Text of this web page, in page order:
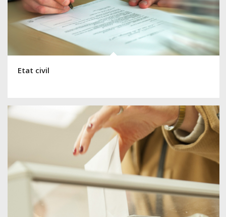
Etat civil